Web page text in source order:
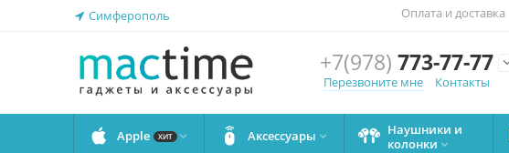
Симферополь Оплата и доставка
+7(978) 773-77-77
Перезвоните мне
Контакты
Apple ХИТ  Аксессуары 
Наушники и
колонки 